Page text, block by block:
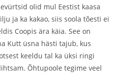
olid mul Eestist kaasa
ja ka kakao, siis soola tõesti ei
Coopis ära käia. See on
Kutt üsna hästi tajub, kus
keeldu tal ka üksi ringi
Õhtupoole tegime veel